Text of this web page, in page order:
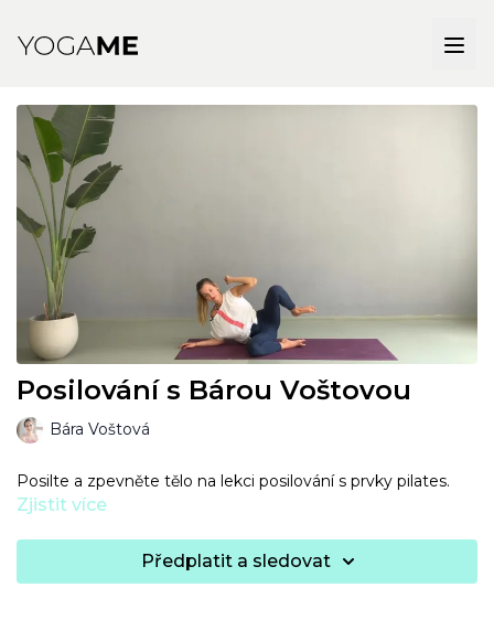
Posilování s Bárou Voštovou
Bára Voštová
Posilte a zpevněte tělo na lekci posilování s prvky pilates.
Zjistit více
Předplatit a sledovat